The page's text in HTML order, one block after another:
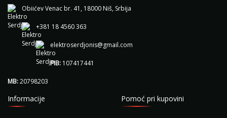
Obiićev Venac br. 41, 18000 Niš, Srbija
+381 18 4560 363
elektroserdjonis@gmail.com
PIB: 107417441
MB:20798203
Informacije Pomoć pri kupovini